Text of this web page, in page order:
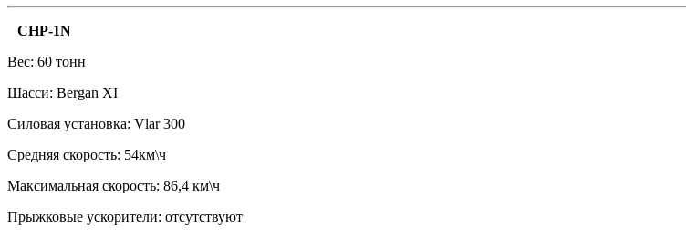
CHP-1N
Вес: 60 тонн
Шасси: Bergan XI
Силовая установка: Vlar 300
Средняя скорость: 54км\ч
Максимальная скорость: 86,4 км\ч
Прыжковые ускорители: отсутствуют